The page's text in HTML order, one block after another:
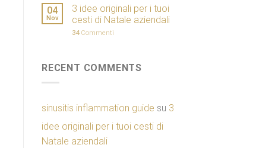
04
Nov
3 idee originali per i tuoi
cesti di Natale aziendali
34Commenti
RECENT COMMENTS
sinusitis inflammation guide su 3
idee originali per i tuoi cesti di
Natale aziendali